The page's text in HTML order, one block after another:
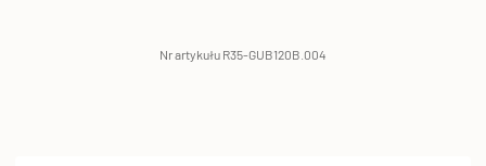
Nr artykułu R35-GUB120B.004